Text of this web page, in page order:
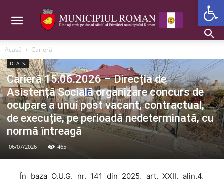
Acasă Carieră
D. A. S.
Carieră 15.06.2026 – Direcția de
Asistență Socială organizare concurs de
ocupare a unui post vacant, contractual,
de execuție, pe perioadă nedeterminată, cu
normă întreagă
06/07/2026 465
În baza O.U.G. nr. 141 din 2025, art. XXII, alin.4,